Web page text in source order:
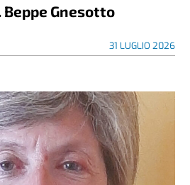
Gnesotto
31 LUGLIO 2026